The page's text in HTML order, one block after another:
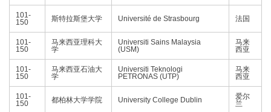
101-
150
斯特拉斯堡大学 Université de Strasbourg 法国
101-
150
马来西亚理科大
学
Universiti Sains Malaysia
(USM)
马来
西亚
101-
150
马来西亚石油大
学
Universiti Teknologi
PETRONAS (UTP)
马来
西亚
101-
150
都柏林大学学院 University College Dublin
爱尔
兰